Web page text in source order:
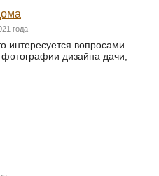
года
интересуется вопросами
дизайна дачи,